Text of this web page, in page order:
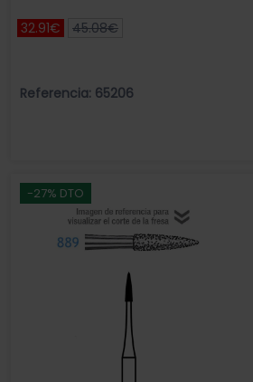
32.91€ 45.08€
Referencia: 65206
-27% DTO